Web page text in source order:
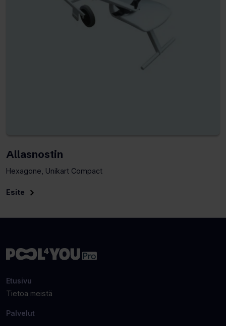
Allasnostin
Hexagone, Unikart Compact
Esite
Etusivu
Tietoa meistä
Palvelut